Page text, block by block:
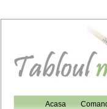
Acasa